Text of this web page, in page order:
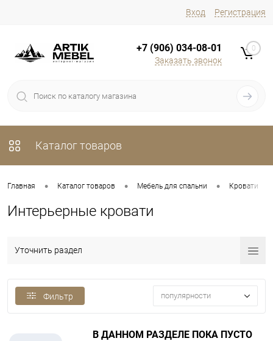
Вход Регистрация
+7 (906) 034-08-01
Заказать звонок
0
Каталог товаров
Главная • Каталог товаров • Мебель для спальни • Кровати
Интерьерные кровати
Уточнить раздел
Фильтр популярности
В ДАННОМ РАЗДЕЛЕ ПОКА ПУСТО